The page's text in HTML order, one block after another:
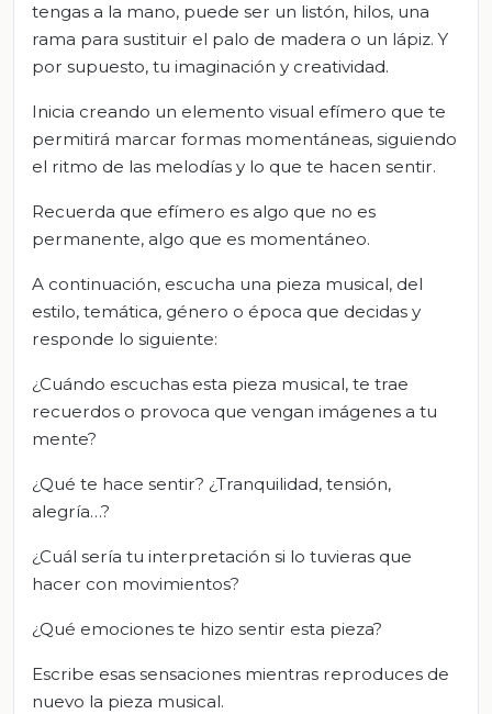
tengas a la mano, puede ser un listón, hilos, una
rama para sustituir el palo de madera o un lápiz. Y
por supuesto, tu imaginación y creatividad.
Inicia creando un elemento visual efímero que te
permitirá marcar formas momentáneas, siguiendo
el ritmo de las melodías y lo que te hacen sentir.
Recuerda que efímero es algo que no es
permanente, algo que es momentáneo.
A continuación, escucha una pieza musical, del
estilo, temática, género o época que decidas y
responde lo siguiente:
¿Cuándo escuchas esta pieza musical, te trae
recuerdos o provoca que vengan imágenes a tu
mente?
¿Qué te hace sentir? ¿Tranquilidad, tensión,
alegría…?
¿Cuál sería tu interpretación si lo tuvieras que
hacer con movimientos?
¿Qué emociones te hizo sentir esta pieza?
Escribe esas sensaciones mientras reproduces de
nuevo la pieza musical.